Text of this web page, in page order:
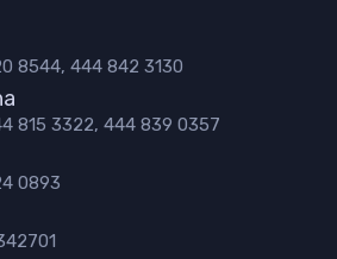
8544, 444 842 3130
815 3322, 444 839 0357
0893